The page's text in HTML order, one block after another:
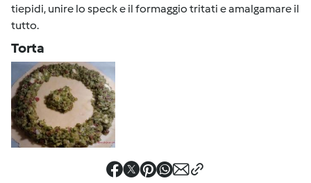
tiepidi, unire lo speck e il formaggio tritati e amalgamare il
tutto.
Torta